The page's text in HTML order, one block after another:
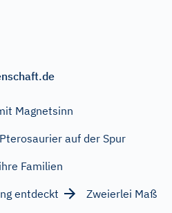
Magnetsinn
auf der Spur
Familien
entdeckt
Zweierlei Maß